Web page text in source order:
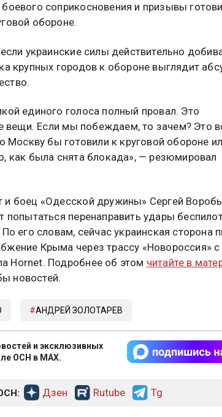
соприкосновения и призывы
обороне.
если украинские силы действительно
крупных городов к обороне выглядит
единого голоса полный провал. Это
Если мы побеждаем, то зачем? Это
Москву бы готовили к круговой обороне
как была снята блокада», — резюмировал
и боец «Одесской дружины» Сергей
попытаться перенаправить удары
его словам, сейчас украинская сторона
Крыма через трассу «Новороссия» с
Hornet. Подробнее об этом читайте в
новостей.
АНДРЕЙ ЗОЛОТАРЕВ
и эксклюзивных
ОСН в MAX.
Дзен Rutube Tg